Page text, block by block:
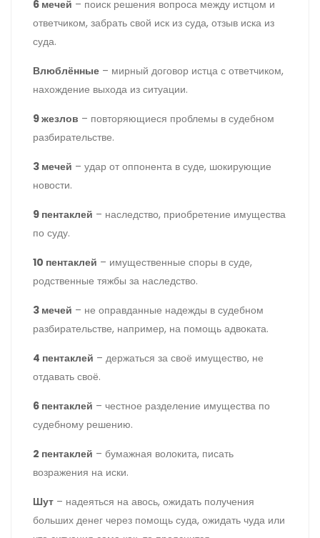
6 мечей – поиск решения вопроса между истцом и
ответчиком, забрать свой иск из суда, отзыв иска из
суда.
Влюблённые – мирный договор истца с ответчиком,
нахождение выхода из ситуации.
9 жезлов – повторяющиеся проблемы в судебном
разбирательстве.
3 мечей – удар от оппонента в суде, шокирующие
новости.
9 пентаклей – наследство, приобретение имущества
по суду.
10 пентаклей – имущественные споры в суде,
родственные тяжбы за наследство.
3 мечей – не оправданные надежды в судебном
разбирательстве, например, на помощь адвоката.
4 пентаклей – держаться за своё имущество, не
отдавать своё.
6 пентаклей – честное разделение имущества по
судебному решению.
2 пентаклей – бумажная волокита, писать
возражения на иски.
Шут – надеяться на авось, ожидать получения
больших денег через помощь суда, ожидать чуда или